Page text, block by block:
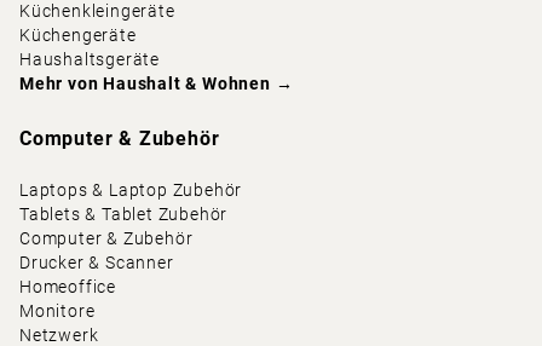
Küchenkleingeräte
Küchengeräte
Haushaltsgeräte
Mehr von Haushalt & Wohnen →
Computer & Zubehör
Laptops & Laptop Zubehör
Tablets & Tablet Zubehör
Computer & Zubehör
Drucker & Scanner
Homeoffice
Monitore
Netzwerk